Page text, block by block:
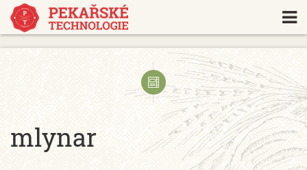
https://www.traditionrolex.com/18
mlynar